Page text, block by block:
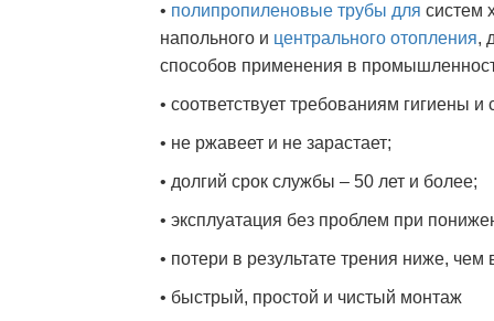
• полипропиленовые трубы для систем
напольного и центрального отопления,
способов применения в
• соответствует требованиям гигиены
• не ржавеет и не зарастает;
• долгий срок службы – 50 лет и более;
• эксплуатация без проблем при
• потери в результате трения ниже,
• быстрый, простой и чистый монтаж